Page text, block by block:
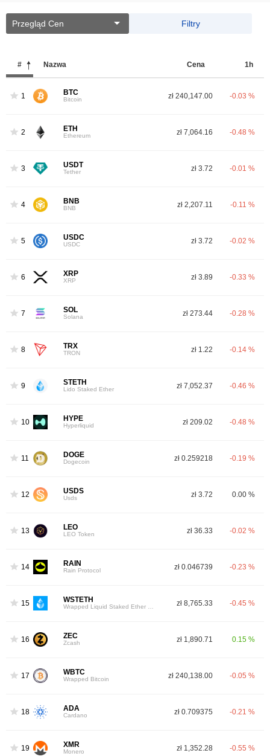
Przegląd Cen Filtry
# Nazwa Cena 1h
1 BTC
Bitcoin zł 240,147.00 -0.03 %
2 ETH
Ethereum zł 7,064.16 -0.48 %
3 USDT
Tether zł 3.72 -0.01 %
4 BNB
BNB zł 2,207.11 -0.11 %
5 USDC
USDC zł 3.72 -0.02 %
6 XRP
XRP zł 3.89 -0.33 %
7 SOL
Solana zł 273.44 -0.28 %
8 TRX
TRON zł 1.22 -0.14 %
9 STETH
Lido Staked Ether zł 7,052.37 -0.46 %
10 HYPE
Hyperliquid zł 209.02 -0.48 %
11 DOGE
Dogecoin zł 0.259218 -0.19 %
12 USDS
Usds zł 3.72 0.00 %
13 LEO
LEO Token zł 36.33 -0.02 %
14 RAIN
Rain Protocol zł 0.046739 -0.23 %
15 WSTETH zł 8,765.33 -0.45 %
16 ZEC
Zcash zł 1,890.71 0.15 %
17 WBTC
Wrapped Bitcoin zł 240,138.00 -0.05 %
18 ADA
Cardano zł 0.709375 -0.21 %
19 XMR
Monero zł 1,352.28 -0.55 %